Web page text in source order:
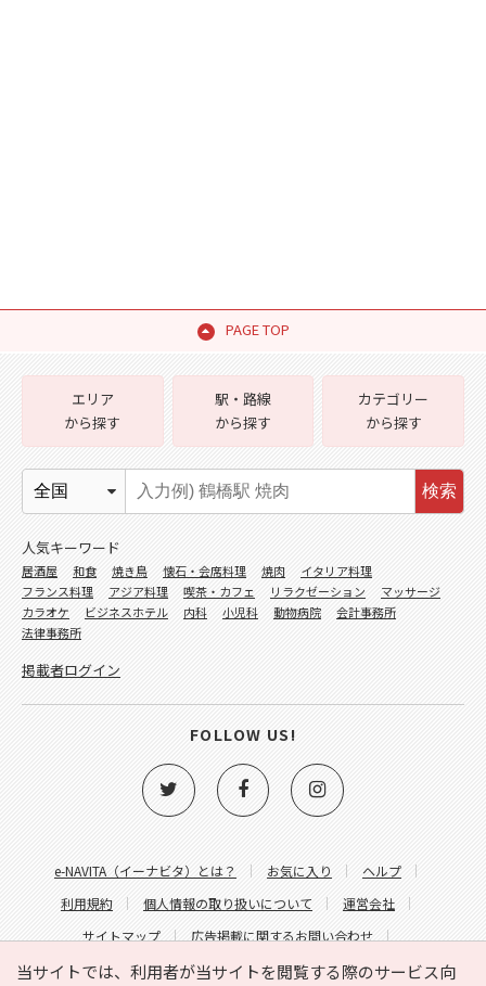
PAGE TOP
当サイトでは、利用者が当サイトを閲覧する際のサービス向
e-NAVITA（イーナビタ）とは？ お気に入り
ヘルプ
利用規約
個人情報の取り扱いについて
運営会社
サイトマップ
広告掲載に関するお問い合わせ
サイトの内容に関するお問い合わせ
エリア
から探す
駅・路線
から探す
カテゴリー
から探す
検索
人気キーワード
居酒屋 和食 焼き鳥 懐石・会席料理 焼肉
イタリア料理
フランス料理
アジア料理 喫茶・カフェ リラクゼーション
マッサージ
カラオケ
ビジネスホテル 内科 小児科 動物病院
会計事務所
法律事務所
掲載者ログイン
FOLLOW US!